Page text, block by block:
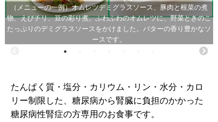
（メニューの一例）オムレツデミグラスソース、豚肉と根菜の煮
物、えびチリ、豆の彩り煮。ふわふわのオムレツに、野菜ときのこ
たっぷりのデミグラスソースをかけました。バターの香り豊かなソ
ースです。
たんぱく質・塩分・カリウム・リン・水分・カロ
リー制限した、糖尿病から腎臓に負担のかかった
糖尿病性腎症の方専用のお食事です。